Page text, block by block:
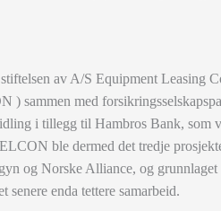
av A/S Equipment Leasing
) sammen med
i tillegg til Hambros Bank, som
ble dermed det tredje
og Norske Alliance, og grunnlaget
senere enda tettere samarbeid.